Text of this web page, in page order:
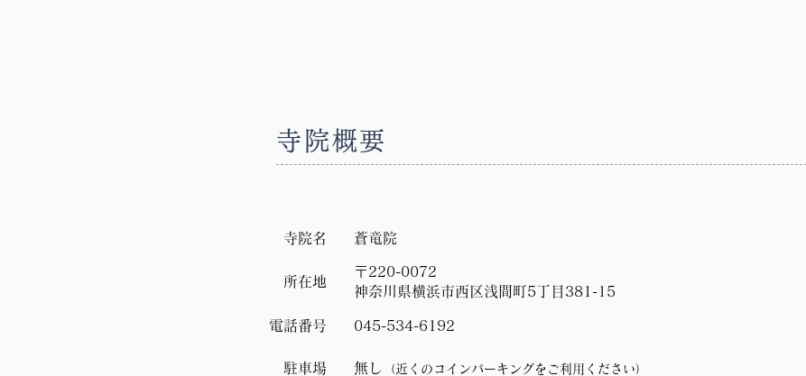
寺院概要
寺院名 蒼竜院
所在地
電話番号
駐車場
〒220-0072
神奈川県横浜市西区浅間町5丁目381-15
045-534-6192
無し （近くのコインパーキングをご利用ください）